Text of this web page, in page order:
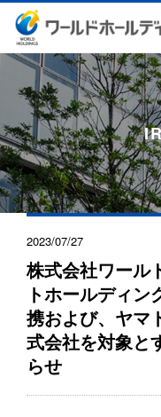
2023/07/27
株式会社ワール
トホールディ
携および、ヤマ
式会社を対象と
らせ